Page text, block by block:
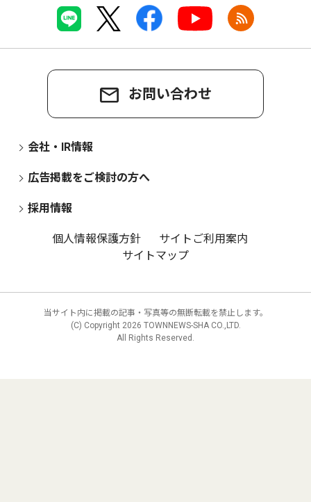
お問い合わせ
会社・IR情報
広告掲載をご検討の方へ
採用情報
個人情報保護方針
サイトご利用案内
サイトマップ
当サイト内に掲載の記事・写真等の無断転載を禁止します。
(C) Copyright 2026 TOWNNEWS-SHA CO.,LTD.
All Rights Reserved.